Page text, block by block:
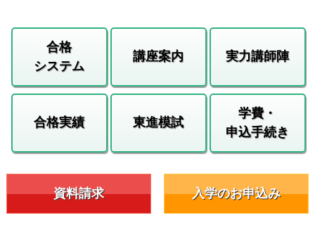
合格
システム
講座案内 実力講師陣
合格実績 東進模試
学費・
申込手続き
資料請求 入学のお申込み